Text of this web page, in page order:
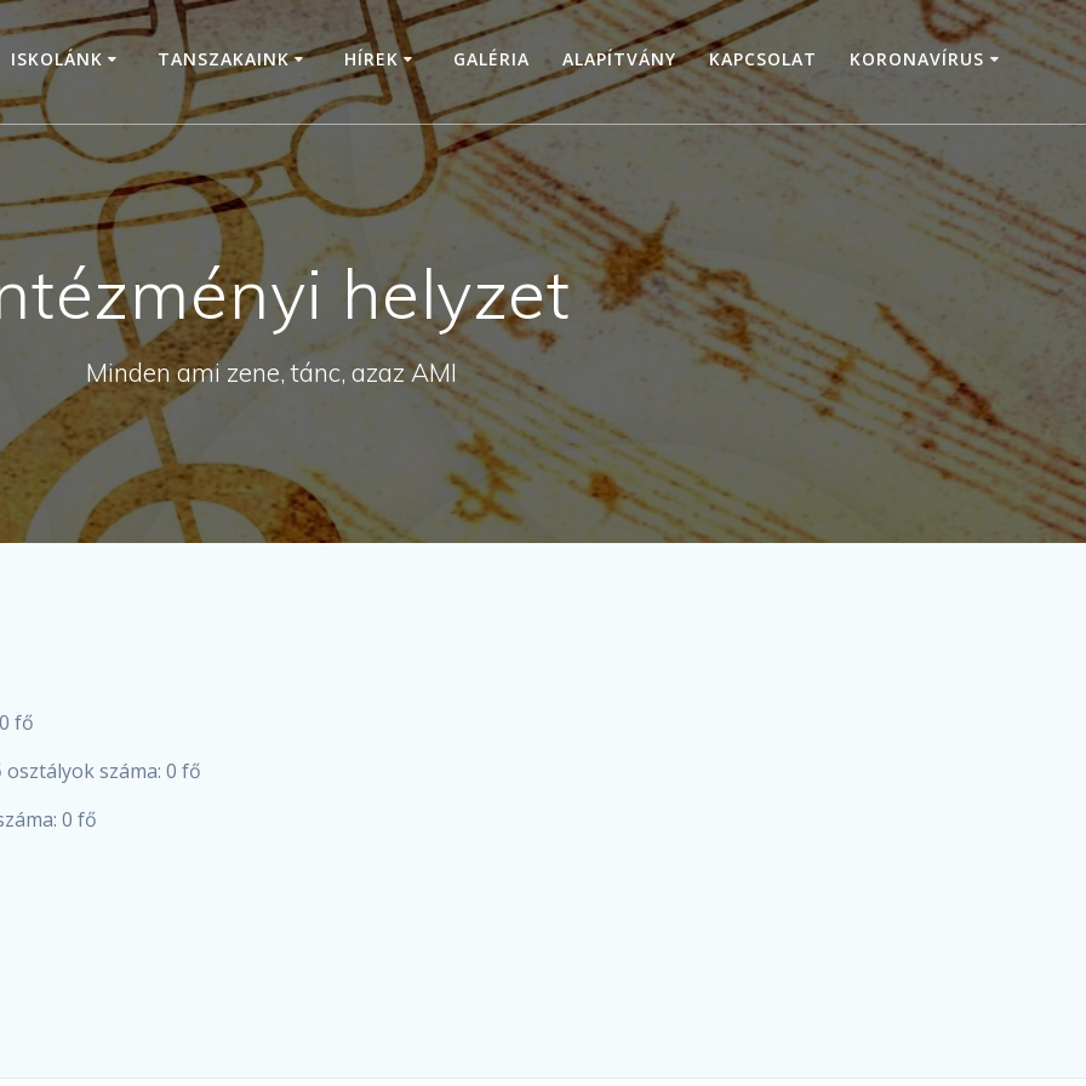
ISKOLÁNK TANSZAKAINK HÍREK GALÉRIA ALAPÍTVÁNY KAPCSOLAT KORONAVÍRUS
helyzet
Minden ami zene, tánc, azaz AMI
fő
száma: 0 fő
0 fő